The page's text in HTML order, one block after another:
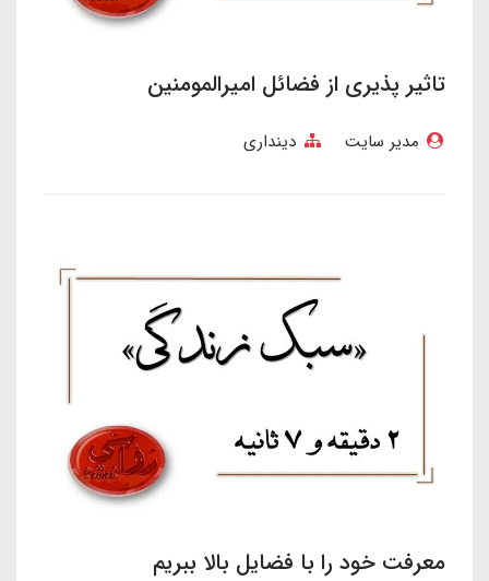
تاثیر پذیری از فضائل امیرالمومنین
مدیر سایت دینداری
معرفت خود را با فضایل بالا ببریم